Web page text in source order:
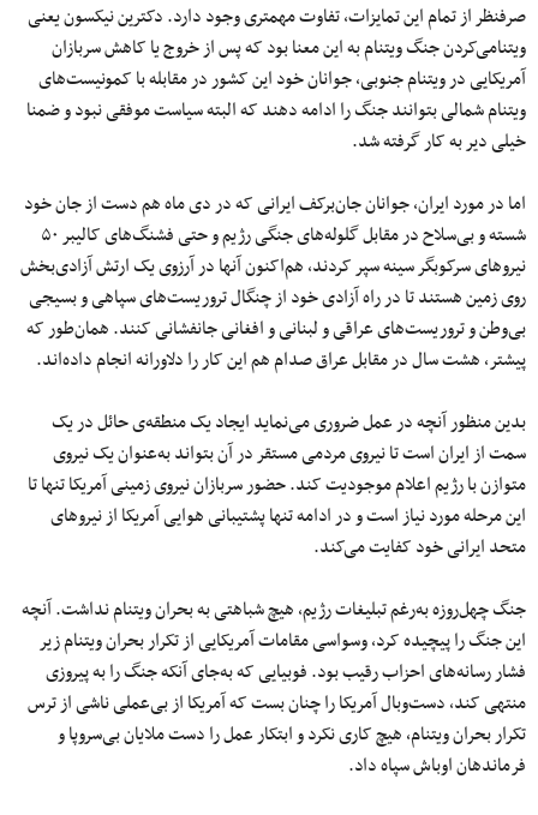
صرفنظر از تمام این تمایزات، تفاوت مهمتری وجود دارد. دکترین نیکسون یعنی
ویتنامی‌کردن جنگ ویتنام به این معنا بود که پس از خروج یا کاهش سربازان
آمریکایی در ویتنام جنوبی، جوانان خود این کشور در مقابله با کمونیست‌های
ویتنام شمالی بتوانند جنگ را ادامه دهند که البته سیاست موفقی نبود و ضمنا
خیلی دیر به کار گرفته شد.
اما در مورد ایران، جوانان جان‌برکف ایرانی که در دی ماه هم دست از جان خود
شسته و بی‌سلاح در مقابل گلوله‌های جنگی رژیم و حتی فشنگ‌های کالیبر ۵۰
نیروهای سرکوبگر سینه سپر کردند، هم‌اکنون آنها در آرزوی یک ارتش آزادی‌بخش
روی زمین هستند تا در راه آزادی خود از چنگال تروریست‌های سپاهی و بسیجی
بی‌وطن و تروریست‌های عراقی و لبنانی و افغانی جانفشانی کنند. همان‌طور که
پیشتر، هشت سال در مقابل عراق صدام هم این کار را دلاورانه انجام داده‌اند.
بدین منظور آنچه در عمل ضروری می‌نماید ایجاد یک منطقه‌ی حائل در یک
سمت از ایران است تا نیروی مردمی مستقر در آن بتواند به‌عنوان یک نیروی
متوازن با رژیم اعلام موجودیت کند. حضور سربازان نیروی زمینی آمریکا تنها تا
این مرحله مورد نیاز است و در ادامه تنها پشتیبانی هوایی آمریکا از نیروهای
متحد ایرانی خود کفایت می‌کند.
جنگ چهل‌روزه به‌رغم تبلیغات رژیم، هیچ شباهتی به بحران ویتنام نداشت. آنچه
این جنگ را پیچیده کرد، وسواسی مقامات آمریکایی از تکرار بحران ویتنام زیر
فشار رسانه‌های احزاب رقیب بود. فوبیایی که به‌جای آنکه جنگ را به پیروزی
منتهی کند، دست‌وبال آمریکا را چنان بست که آمریکا از بی‌عملی ناشی از ترس
تکرار بحران ویتنام، هیچ کاری نکرد و ابتکار عمل را دست ملایان بی‌سروپا و
فرماندهان اوباش سپاه داد.